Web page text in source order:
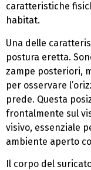
caratteristiche
habitat.
Una delle
postura eretta.
zampe posteriori,
per osservare
prede. Questa
frontalmente sul
visivo, essenziale
ambiente aperto
Il corpo del